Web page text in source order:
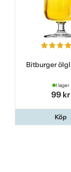
Bitburger
I lager
99 kr
Köp